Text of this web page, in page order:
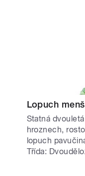
Lopuch
Statná
hroznech,
lopuch
Třída: